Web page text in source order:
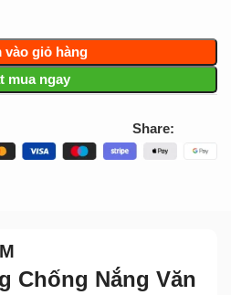
vào giỏ hàng
mua ngay
Share:
Chống Nắng Văn